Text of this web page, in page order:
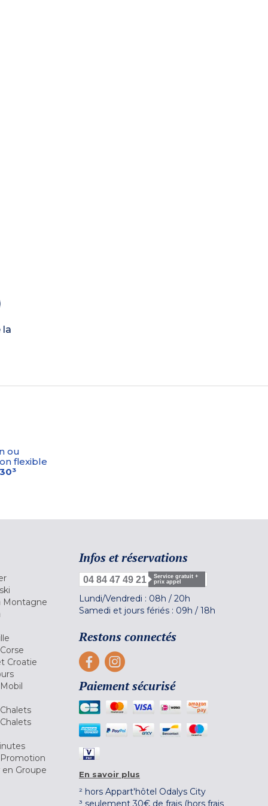
la
ou
flexible
Montagne
Croatie
en Groupe
Infos et réservations
04 84 47 49 21
Service gratuit +
prix appel
Lundi/Vendredi : 08h / 20h
Samedi et jours fériés : 09h / 18h
Restons connectés
Paiement sécurisé
En savoir plus
² hors Appart'hôtel Odalys City
³ seulement 30€ de frais (hors frais